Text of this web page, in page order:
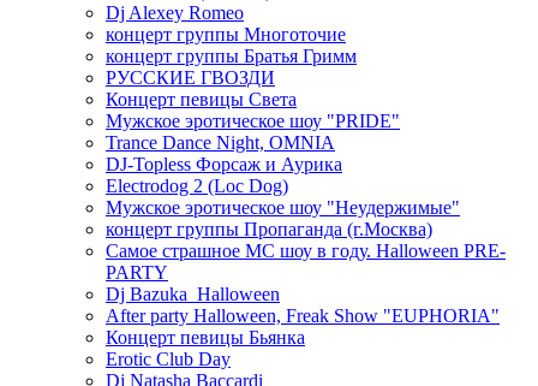
Dj Alexey Romeo
концерт группы Многоточие
концерт группы Братья Гримм
РУССКИЕ ГВОЗДИ
Концерт певицы Света
Мужское эротическое шоу "PRIDE"
Trance Dance Night, OMNIA
DJ-Topless Форсаж и Аурика
Electrodog 2 (Loc Dog)
Мужское эротическое шоу "Неудержимые"
концерт группы Пропаганда (г.Москва)
Самое страшное МС шоу в году. Halloween PRE-
PARTY
Dj Bazuka_Halloween
After party Halloween, Freak Show "EUPHORIA"
Концерт певицы Бьянка
Erotic Club Day
Dj Natasha Baccardi